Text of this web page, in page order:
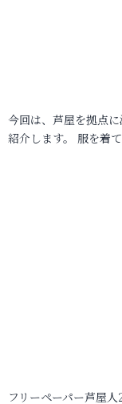
今回は、芦屋を拠点
紹介します。 服を着
フリーペーパー芦屋